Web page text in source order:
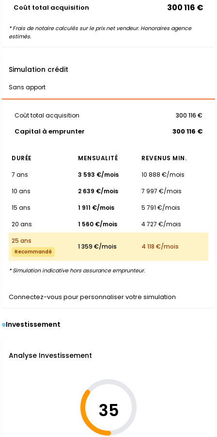
Coût total acquisition 300 116 €
* Frais de notaire calculés sur le prix net vendeur. Honoraires agence
estimés.
Simulation crédit
Sans apport
Coût total acquisition 300 116 €
Capital à emprunter 300 116 €
DURÉE MENSUALITÉ
REVENUS MIN.
7 ans
3 593 €/mois
10 888 €/mois
10 ans
2 639 €/mois
7 997 €/mois
15 ans
1 911 €/mois
5 791 €/mois
20 ans
1 560 €/mois
4 727 €/mois
25 ans
Recommandé
1 359 €/mois 4 118 €/mois
* Simulation indicative hors assurance emprunteur.
Connectez-vous pour personnaliser votre simulation
Investissement
Analyse Investissement
35